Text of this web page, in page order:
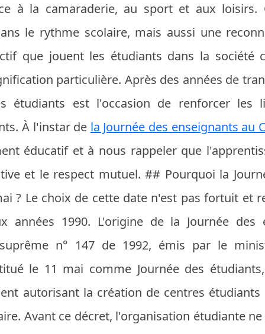
à la camaraderie, au sport et aux loisirs.
le rythme scolaire, mais aussi une
que jouent les étudiants dans la société
particulière. Après des années de
étudiants est l'occasion de renforcer les
À l'instar de la Journée des enseignants au
éducatif et à nous rappeler que
et le respect mutuel. ## Pourquoi la
? Le choix de cette date n'est pas fortuit et
années 1990. L'origine de la Journée
n° 147 de 1992, émis par le
le 11 mai comme Journée des
autorisant la création de centres étudiants
Avant ce décret, l'organisation étudiante